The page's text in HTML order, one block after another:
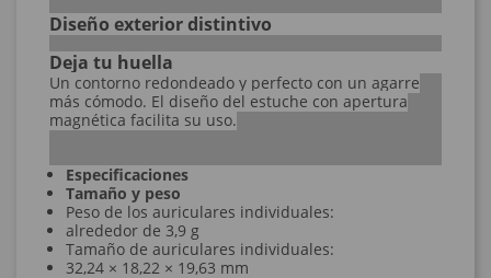
Diseño exterior distintivo
Deja tu huella
Un contorno redondeado y perfecto con un agarre
más cómodo. El diseño del estuche con apertura
magnética facilita su uso.
Especificaciones
Tamaño y peso
Peso de los auriculares individuales:
alrededor de 3,9 g
Tamaño de auriculares individuales:
32,24 × 18,22 × 19,63 mm